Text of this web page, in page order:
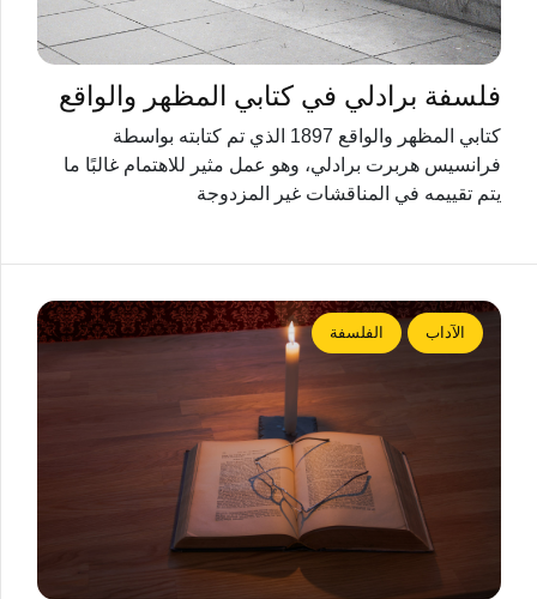
فلسفة برادلي في كتابي المظهر والواقع
كتابي المظهر والواقع 1897 الذي تم كتابته بواسطة
فرانسيس هربرت برادلي، وهو عمل مثير للاهتمام غالبًا ما
يتم تقييمه في المناقشات غير المزدوجة
الآداب الفلسفة